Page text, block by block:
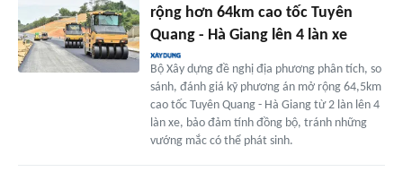
rộng hơn 64km cao tốc Tuyên
Quang - Hà Giang lên 4 làn xe
Bộ Xây dựng đề nghị địa phương phân tích, so
sánh, đánh giá kỹ phương án mở rộng 64,5km
cao tốc Tuyên Quang - Hà Giang từ 2 làn lên 4
làn xe, bảo đảm tính đồng bộ, tránh những
vướng mắc có thể phát sinh.